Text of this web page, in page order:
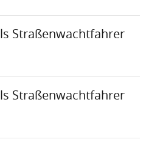
Straßenwachtfahrer
Straßenwachtfahrer